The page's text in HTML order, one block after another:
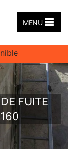
MENU
FUITE